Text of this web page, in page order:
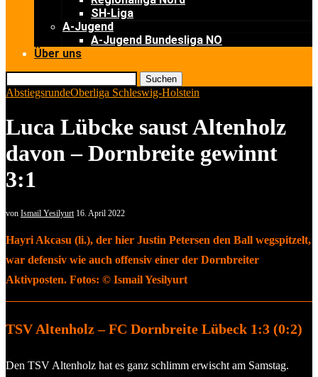
SH-Liga
A-Jugend
A-Jugend Bundesliga NO
Über uns
Suchen
AbstiegsrundeOberliga Schleswig-Holstein
Luca Lübcke saust Altenholz
davon – Dornbreite gewinnt
3:1
von Ismail Yesilyurt 16. April 2022
Hayri Akcasu (li.), der hier Justin Petersen den Ball wegspitzelt,
war defensiv wie auch offensiv einer der Dornbreiter
Aktivposten. Fotos: © Ismail Yesilyurt
TSV Altenholz – FC Dornbreite Lübeck 1:3 (0:2)
Den TSV Altenholz hat es ganz schlimm erwischt am Samstag.